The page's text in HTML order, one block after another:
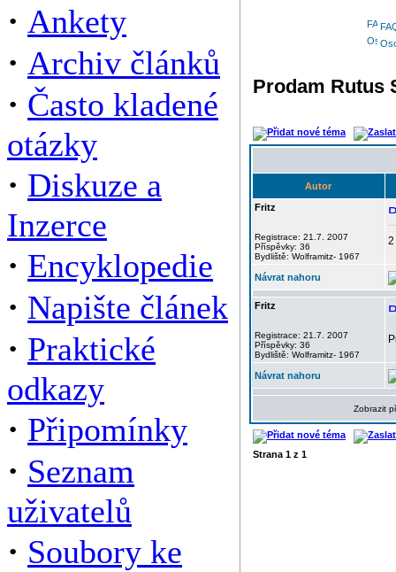
· Ankety
· Archiv článků
· Často kladené
otázky
· Diskuze a
Inzerce
· Encyklopedie
· Napište článek
· Praktické
odkazy
· Připomínky
· Seznam
uživatelů
· Soubory ke
Prodam Rutus
Autor
Fritz
Registrace: 21.7. 2007
Příspěvky: 36
Bydliště: Wolframitz- 1967
2
Návrat nahoru
Fritz
Registrace: 21.7. 2007
Příspěvky: 36
Bydliště: Wolframitz- 1967
Návrat nahoru
Zobrazit
Strana 1 z 1